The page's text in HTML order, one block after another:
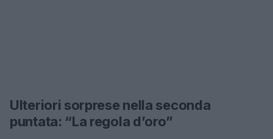
Ulteriori sorprese nella seconda
puntata: “La regola d’oro”